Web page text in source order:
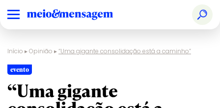
Início ▸Opinião ▸“Uma gigante consolidação está a caminho”
evento
“Uma gigante